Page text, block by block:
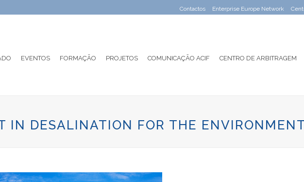
Contactos Enterprise Europe Network
EVENTOS FORMAÇÃO PROJETOS COMUNICAÇÃO ACIF CENTRO DE ARBITRAGEM
IN DESALINATION FOR THE ENVIRONMENT